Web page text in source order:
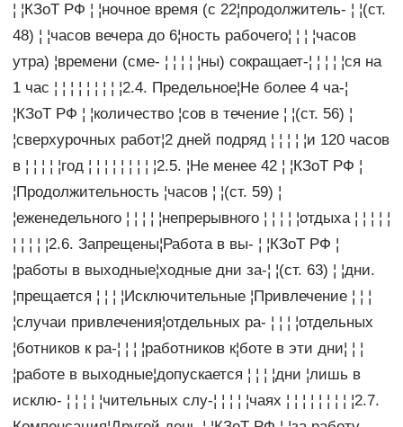
¦ ¦КЗоТ РФ ¦ ¦ночное время (с 22¦продолжитель- ¦ ¦(ст.
48) ¦ ¦часов вечера до 6¦ность рабочего¦ ¦ ¦ ¦часов
утра) ¦времени (сме- ¦ ¦ ¦ ¦ ¦ны) сокращает-¦ ¦ ¦ ¦ ¦ся на
1 час ¦ ¦ ¦ ¦ ¦ ¦ ¦ ¦ ¦2.4. Предельное¦Не более 4 ча-¦
¦КЗоТ РФ ¦ ¦количество ¦сов в течение ¦ ¦(ст. 56) ¦
¦сверхурочных работ¦2 дней подряд ¦ ¦ ¦ ¦ ¦и 120 часов
в ¦ ¦ ¦ ¦ ¦год ¦ ¦ ¦ ¦ ¦ ¦ ¦ ¦ ¦2.5. ¦Не менее 42 ¦ ¦КЗоТ РФ ¦
¦Продолжительность ¦часов ¦ ¦(ст. 59) ¦
¦еженедельного ¦ ¦ ¦ ¦ ¦непрерывного ¦ ¦ ¦ ¦ ¦отдыха ¦ ¦ ¦ ¦ ¦
¦ ¦ ¦ ¦ ¦2.6. Запрещены¦Работа в вы- ¦ ¦КЗоТ РФ ¦
¦работы в выходные¦ходные дни за-¦ ¦(ст. 63) ¦ ¦дни.
¦прещается ¦ ¦ ¦ ¦Исключительные ¦Привлечение ¦ ¦ ¦
¦случаи привлечения¦отдельных ра- ¦ ¦ ¦ ¦отдельных
¦ботников к ра-¦ ¦ ¦ ¦работников к¦боте в эти дни¦ ¦ ¦
¦работе в выходные¦допускается ¦ ¦ ¦ ¦дни ¦лишь в
исклю- ¦ ¦ ¦ ¦ ¦чительных слу-¦ ¦ ¦ ¦ ¦чаях ¦ ¦ ¦ ¦ ¦ ¦ ¦ ¦ ¦2.7.